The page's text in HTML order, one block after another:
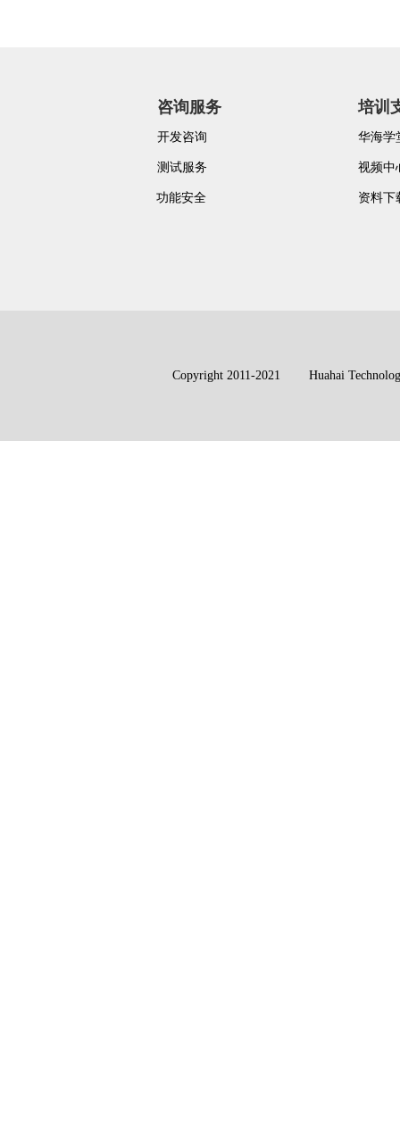
咨询服务
开发咨询
测试服务
功能安全
培训
华海学
视频中
资料下
Copyright 2011-2021 Huahai